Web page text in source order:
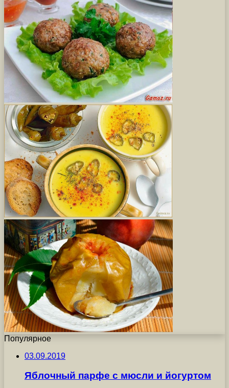
Популярное
03.09.2019
Яблочный парфе с мюсли и йогуртом